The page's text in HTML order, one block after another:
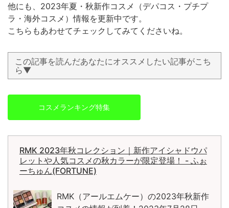
他にも、2023年夏・秋新作コスメ（デパコス・プチプ
ラ・海外コスメ）情報を更新中です。
こちらもあわせてチェックしてみてくださいね。
この記事を読んだあなたにオススメしたい記事がこち
ら▼
コスメランキング特集
RMK 2023年秋コレクション｜新作アイシャドウパ
レットや人気コスメの秋カラーが限定登場！ - ふぉ
ーちゅん(FORTUNE)
RMK（アールエムケー）の2023年秋新作